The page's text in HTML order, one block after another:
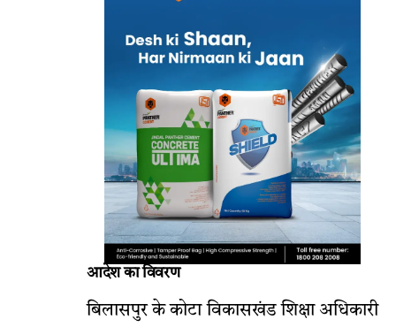
आदेश का विवरण
बिलासपुर के कोटा विकासखंड शिक्षा अधिकारी